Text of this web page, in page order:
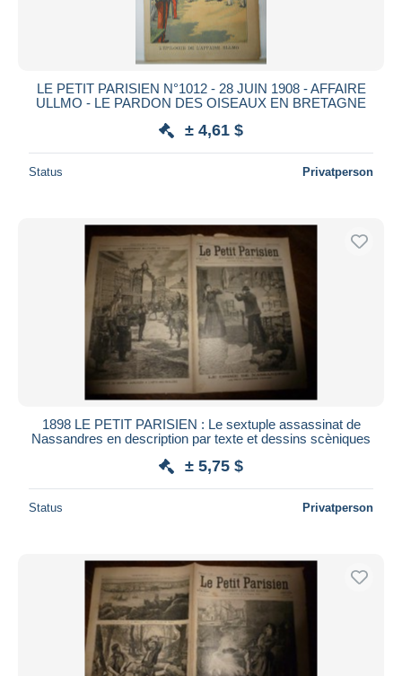
LE PETIT PARISIEN N°1012 - 28 JUIN 1908 - AFFAIRE
ULLMO - LE PARDON DES OISEAUX EN BRETAGNE
± 4,61 $
Status Privatperson
1898 LE PETIT PARISIEN : Le sextuple assassinat de
Nassandres en description par texte et dessins scèniques
± 5,75 $
Status Privatperson